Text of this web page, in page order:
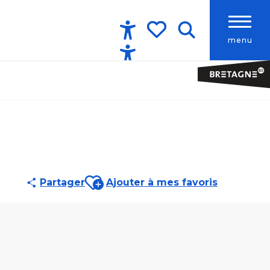
menu
Accessibilité
PartagerAjouter aux favoris
Ajouter à mes favoris